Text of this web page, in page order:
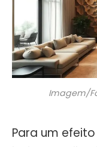
Imagem/
Para um